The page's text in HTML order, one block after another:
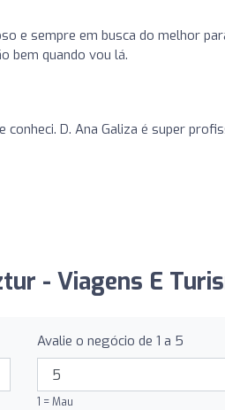
e sempre em busca do melhor
bem quando vou lá.
conheci. D. Ana Galiza é super
- Viagens E
Avalie o negócio de 1 a 5
1 = Mau